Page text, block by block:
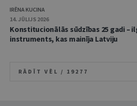
IRĒNA KUCINA
14. JŪLIJS 2026
Konstitucionālās sūdzības 25 gadi –
instruments, kas mainīja Latviju
RĀDĪT VĒL / 19277